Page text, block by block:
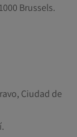
Brussels.
Ciudad de